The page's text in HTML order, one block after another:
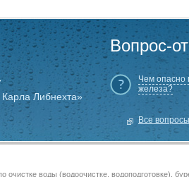
Либнехта»
Вопрос-
Чем опасно
железа?
Все вопросы
очистке воды (водоочистке, водоподготовке),